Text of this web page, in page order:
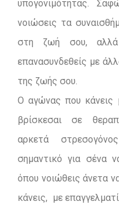
υπογονιμότητας.
νοιώσεις τα
στη ζωή σου,
επανασυνδεθείς με
της ζωής σου.
Ο αγώνας που κάνεις
βρίσκεσαι σε
αρκετά
σημαντικό για σένα
όπου νοιώθεις άνετα
κάνεις, με